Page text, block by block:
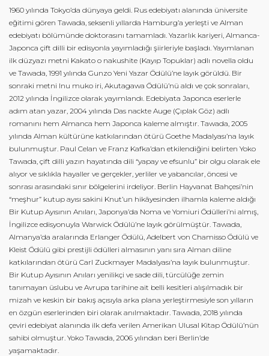
Notlar
İletişim
"Ne Varsa Kitaplarda Var"
G
i
r
i
ş
1960 yılında Tokyo’da dünyaya geldi. Rus edebiyatı alanında üniversite
eğitimi gören Tawada, seksenli yıllarda Hamburg’a yerleşti ve Alman
edebiyatı bölümünde doktorasını tamamladı. Yazarlık kariyeri, Almanca-
Japonca çift dilli bir edisyonla yayımladığı şiirleriyle başladı. Yayımlanan
ilk düzyazı metni Kakato o nakushite (Kayıp Topuklar) adlı novella oldu
ve Tawada, 1991 yılında Gunzo Yeni Yazar Ödülü’ne layık görüldü. Bir
sonraki metni Inu muko iri, Akutagawa Ödülü’nü aldı ve çok sonraları,
2012 yılında İngilizce olarak yayımlandı. Edebiyata Japonca eserlerle
adım atan yazar, 2004 yılında Das nackte Auge (Çıplak Göz) adlı
romanını hem Almanca hem Japonca kaleme almıştır. Tawada, 2005
yılında Alman kültürüne katkılarından ötürü Goethe Madalyası’na layık
bulunmuştur. Paul Celan ve Franz Kafka’dan etkilendiğini belirten Yoko
Tawada, çift dilli yazın hayatında dili “yapay ve efsunlu” bir olgu olarak ele
alıyor ve sıklıkla hayaller ve gerçekler, yerliler ve yabancılar, öncesi ve
sonrası arasındaki sınır bölgelerini irdeliyor. Berlin Hayvanat Bahçesi’nin
“meşhur” kutup ayısı sakini Knut’un hikâyesinden ilhamla kaleme aldığı
Bir Kutup Ayısının Anıları, Japonya’da Noma ve Yomiuri Ödülleri’ni almış,
İngilizce edisyonuyla Warwick Ödülü’ne layık görülmüştür. Tawada,
Almanya’da aralarında Erlanger Ödülü, Adelbert von Chamisso Ödülü ve
Kleist Ödülü gibi prestijli ödülleri almasının yanı sıra Alman diline
katkılarından ötürü Carl Zuckmayer Madalyası’na layık bulunmuştur.
Bir Kutup Ayısının Anıları yenilikçi ve sade dili, türcülüğe zemin
tanımayan üslubu ve Avrupa tarihine ait belli kesitleri alışılmadık bir
mizah ve keskin bir bakış açısıyla arka plana yerleştirmesiyle son yılların
en özgün eserlerinden biri olarak anılmaktadır. Tawada, 2018 yılında
çeviri edebiyat alanında ilk defa verilen Amerikan Ulusal Kitap Ödülü’nün
sahibi olmuştur. Yoko Tawada, 2006 yılından beri Berlin’de
yaşamaktadır.